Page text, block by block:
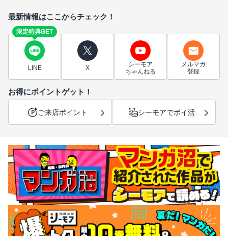
最新情報はここからチェック！
限定特典GET
LINE X
シーモア
ちゃんねる
メルマガ
登録
お得にポイントゲット！
ご来店ポイント シーモアでポイ活